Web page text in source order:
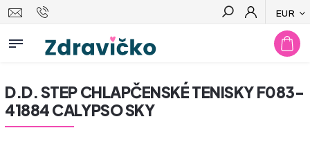
EUR
Hľadať
D.D. STEP CHLAPČENSKÉ TENISKY F083-
41884 CALYPSO SKY